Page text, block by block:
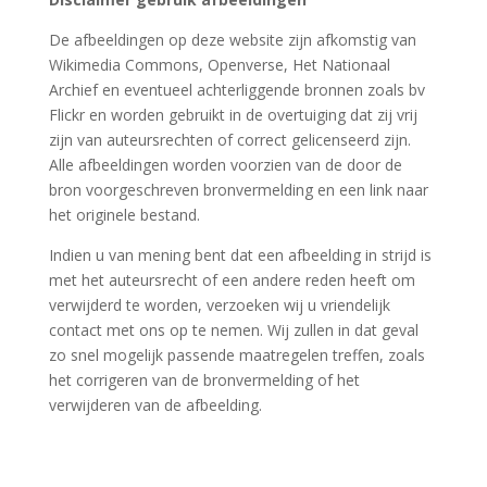
De afbeeldingen op deze website zijn afkomstig van
Wikimedia Commons, Openverse, Het Nationaal
Archief en eventueel achterliggende bronnen zoals bv
Flickr en worden gebruikt in de overtuiging dat zij vrij
zijn van auteursrechten of correct gelicenseerd zijn.
Alle afbeeldingen worden voorzien van de door de
bron voorgeschreven bronvermelding en een link naar
het originele bestand.
Indien u van mening bent dat een afbeelding in strijd is
met het auteursrecht of een andere reden heeft om
verwijderd te worden, verzoeken wij u vriendelijk
contact met ons op te nemen. Wij zullen in dat geval
zo snel mogelijk passende maatregelen treffen, zoals
het corrigeren van de bronvermelding of het
verwijderen van de afbeelding.